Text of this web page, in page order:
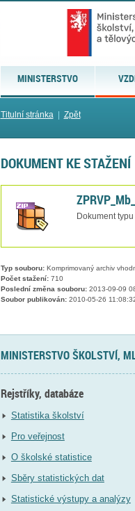
MINISTERSTVO
Titulní stránka| Zpět
DOKUMENT KE STAŽENÍ
Dokument
Typ souboru:Komprimovaný archiv
Počet stažení:710
Poslední změna souboru:2013-09-09
Soubor publikován:2010-05-26
MINISTERSTVO ŠKOLSTVÍ,
Rejstříky, databáze
Statistika školství
Pro veřejnost
O školské statistice
Sběry statistických dat
Statistické výstupy a analýzy